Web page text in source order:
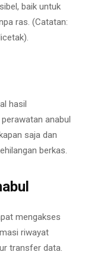
baik untuk
ras. (Catatan:
hasil
anabul
saja dan
berkas.
mengakses
riwayat
transfer data.